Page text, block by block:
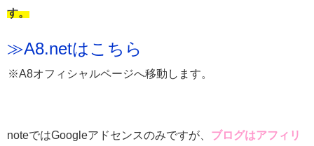
す。
≫A8.netはこちら
※A8オフィシャルページへ移動します。
noteではGoogleアドセンスのみですが、 ブログはアフィリ